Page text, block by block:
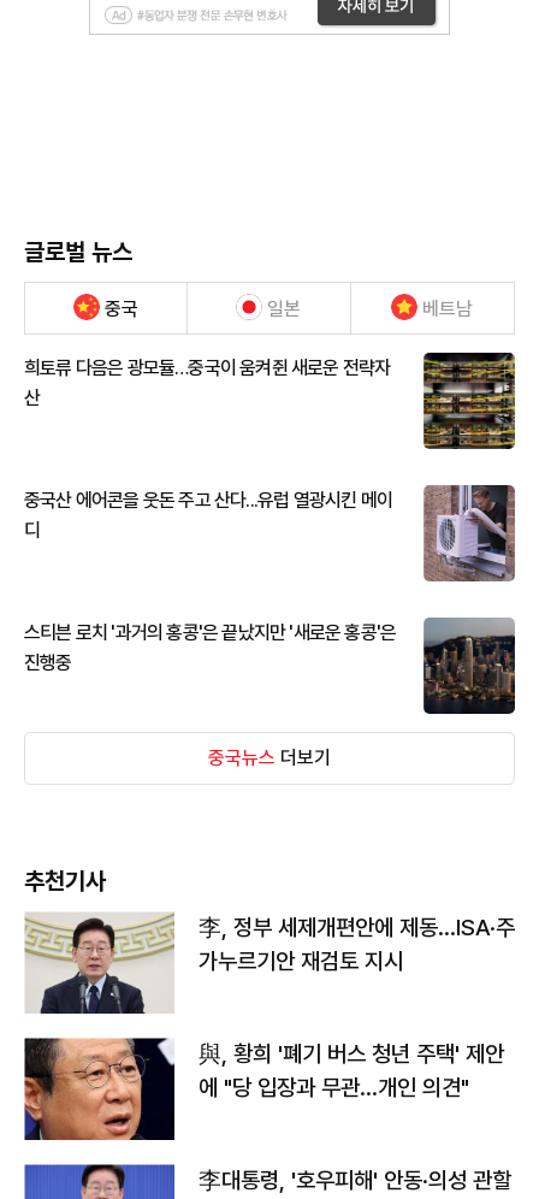
글로벌 뉴스
중국 일본 베트남
희토류 다음은 광모듈…중국이 움켜쥔 새로운 전략자
산
중국산 에어콘을 웃돈 주고 산다...유럽 열광시킨 메이
디
스티븐 로치 '과거의 홍콩'은 끝났지만 '새로운 홍콩'은
진행중
중국뉴스 더보기
추천기사
李, 정부 세제개편안에 제동…ISA·주
가누르기안 재검토 지시
與, 황희 '폐기 버스 청년 주택' 제안
에 "당 입장과 무관…개인 의견"
李대통령, '호우피해' 안동·의성 관할